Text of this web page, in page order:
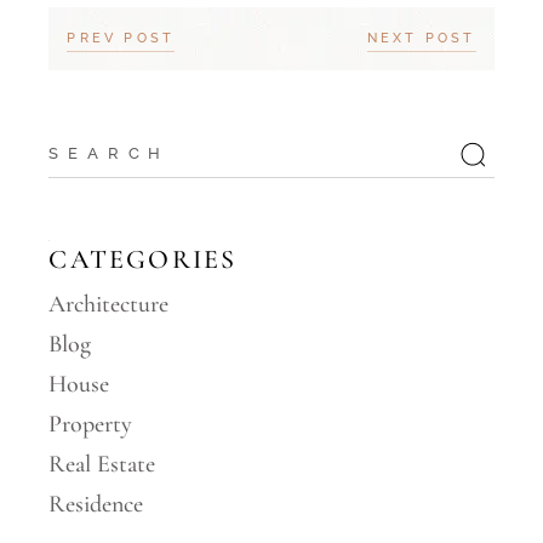
PREV POST NEXT POST
CATEGORIES
Architecture
Blog
House
Property
Real Estate
Residence